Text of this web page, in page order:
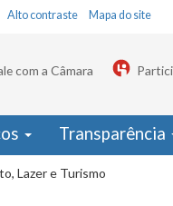
Alto contraste Mapa do site
com a Câmara
Transparência
Lazer e Turismo